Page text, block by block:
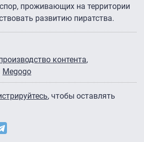
проживающих на территории
развитию пиратства.
контента
Megogo
, чтобы оставлять